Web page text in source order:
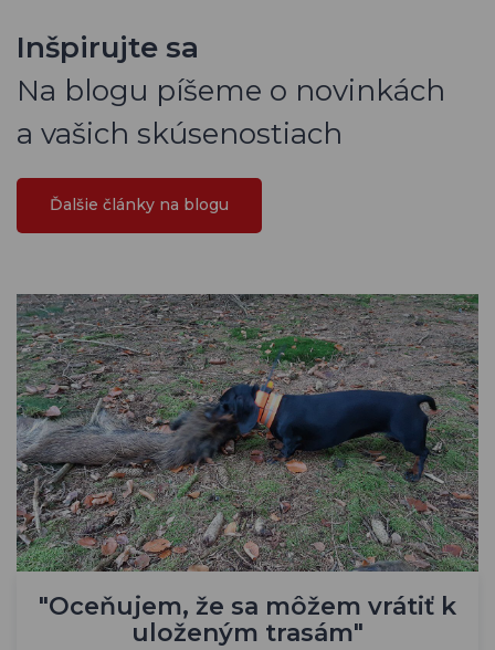
Inšpirujte sa
Na blogu píšeme o novinkách
a vašich skúsenostiach
Ďalšie články na blogu
"Oceňujem, že sa môžem vrátiť k
uloženým trasám"